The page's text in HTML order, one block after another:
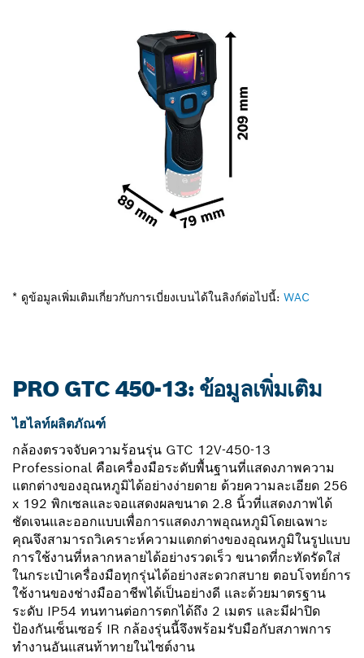
* ดูข้อมูลเพิ่มเติมเกี่ยวกับการเบี่ยงเบนได้ในลิงก์ต่อไปนี้: WAC
PRO GTC 450-13: ข้อมูลเพิ่มเติม
ไฮไลท์ผลิตภัณฑ์
กล้องตรวจจับความร้อนรุ่น GTC 12V-450-13
Professional คือเครื่องมือระดับพื้นฐานที่แสดงภาพความ
แตกต่างของอุณหภูมิได้อย่างง่ายดาย ด้วยความละเอียด 256
x 192 พิกเซลและจอแสดงผลขนาด 2.8 นิ้วที่แสดงภาพได้
ชัดเจนและออกแบบเพื่อการแสดงภาพอุณหภูมิโดยเฉพาะ
คุณจึงสามารถวิเคราะห์ความแตกต่างของอุณหภูมิในรูปแบบ
การใช้งานที่หลากหลายได้อย่างรวดเร็ว ขนาดที่กะทัดรัดใส่
ในกระเป๋าเครื่องมือทุกรุ่นได้อย่างสะดวกสบาย ตอบโจทย์การ
ใช้งานของช่างมืออาชีพได้เป็นอย่างดี และด้วยมาตรฐาน
ระดับ IP54 ทนทานต่อการตกได้ถึง 2 เมตร และมีฝาปิด
ป้องกันเซ็นเซอร์ IR กล้องรุ่นนี้จึงพร้อมรับมือกับสภาพการ
ทำงานอันแสนท้าทายในไซต์งาน